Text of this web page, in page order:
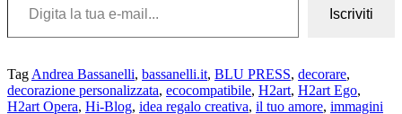
Iscriviti
Tag Andrea Bassanelli, bassanelli.it, BLU PRESS, decorare,
decorazione personalizzata, ecocompatibile, H2art, H2art Ego,
H2art Opera, Hi-Blog, idea regalo creativa, il tuo amore, immagini